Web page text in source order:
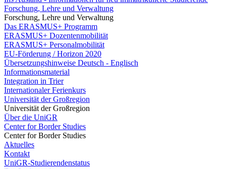
Forschung, Lehre und Verwaltung
Forschung, Lehre und Verwaltung
Das ERASMUS+ Programm
ERASMUS+ Dozentenmobilität
ERASMUS+ Personalmobilität
EU-Förderung / Horizon 2020
Übersetzungshinweise Deutsch - Englisch
Informationsmaterial
Integration in Trier
Internationaler Ferienkurs
Universität der Großregion
Universität der Großregion
Über die UniGR
Center for Border Studies
Center for Border Studies
Aktuelles
Kontakt
UniGR-Studierendenstatus